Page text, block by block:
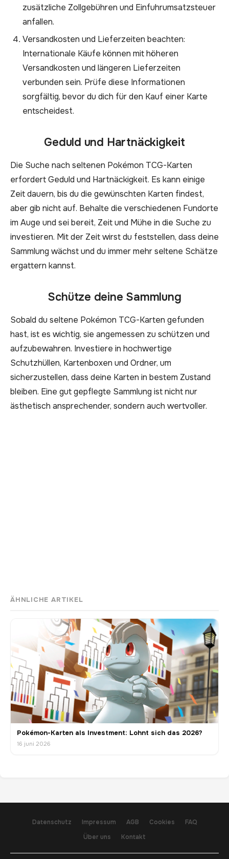
zusätzliche Zollgebühren und Einfuhrumsatzsteuer
anfallen.
Versandkosten und Lieferzeiten beachten:
Internationale Käufe können mit höheren
Versandkosten und längeren Lieferzeiten
verbunden sein. Prüfe diese Informationen
sorgfältig, bevor du dich für den Kauf einer Karte
entscheidest.
Geduld und Hartnäckigkeit
Die Suche nach seltenen Pokémon TCG-Karten
erfordert Geduld und Hartnäckigkeit. Es kann einige
Zeit dauern, bis du die gewünschten Karten findest,
aber gib nicht auf. Behalte die verschiedenen Fundorte
im Auge und sei bereit, Zeit und Mühe in die Suche zu
investieren. Mit der Zeit wirst du feststellen, dass deine
Sammlung wächst und du immer mehr seltene Schätze
ergattern kannst.
Schütze deine Sammlung
Sobald du seltene Pokémon TCG-Karten gefunden
hast, ist es wichtig, sie angemessen zu schützen und
aufzubewahren. Investiere in hochwertige
Schutzhüllen, Kartenboxen und Ordner, um
sicherzustellen, dass deine Karten in bestem Zustand
bleiben. Eine gut gepflegte Sammlung ist nicht nur
ästhetisch ansprechender, sondern auch wertvoller.
ÄHNLICHE ARTIKEL
Pokémon-Karten als Investment: Lohnt sich das 2026?
16 juni 2026
Datenschutz Impressum AGB Cookies
FAQ
Über uns
Kontakt